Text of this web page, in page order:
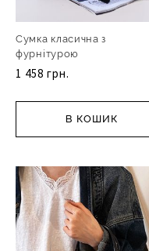
Сумка класична з
фурнітурою
1 458 грн.
В КОШИК